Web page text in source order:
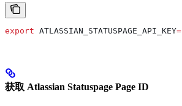
export ATLASSIAN_STATUSPAGE_API_KEY=
获取 Atlassian Statuspage Page ID